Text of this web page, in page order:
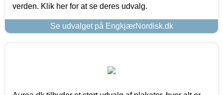
verden. Klik her for at se deres udvalg.
Se udvalget på EngkjærNordisk.dk